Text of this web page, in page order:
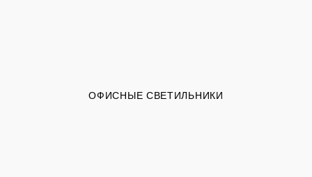
ОФИСНЫЕ СВЕТИЛЬНИКИ